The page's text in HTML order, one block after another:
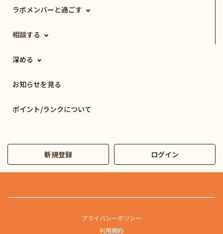
ラボメンバーと過ごす
相談する
深める
お知らせを見る
ポイント/ランクについて
新規登録 ログイン
プライバシーポリシー
利用規約